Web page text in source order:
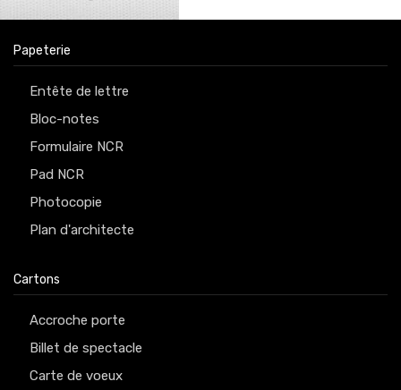
Papeterie
Entête de lettre
Bloc-notes
Formulaire NCR
Pad NCR
Photocopie
Plan d'architecte
Cartons
Accroche porte
Billet de spectacle
Carte de voeux